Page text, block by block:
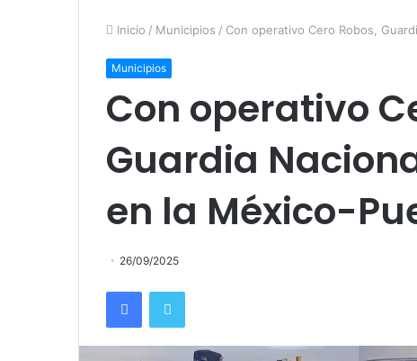
Inicio / Municipios / Con operativo Cero Robos,
Municipios
Con operativo
Guardia
en la México-
26/09/2025
FacebookTwitter